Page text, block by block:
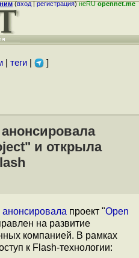
(вход|регистрация)неRUopennet.me
| теги| ]
и открыла
анонсировала проект "Open
на развитие
компанией. В рамках
к Flash-технологии: